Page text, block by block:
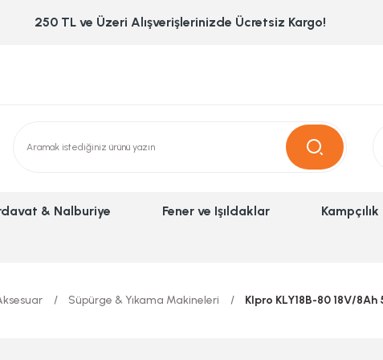
250 TL ve Üzeri Alışverişlerinizde Ücretsiz Kargo!
& Nalburiye Fener ve Işıldaklar
Süpürge & Yıkama Makineleri Klpro KLY18B-80 18V/